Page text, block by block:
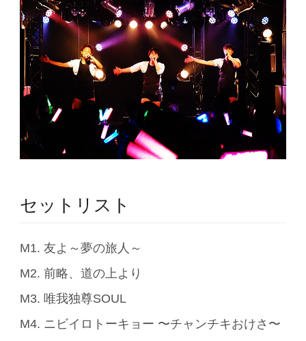
セットリスト
M1. 友よ～夢の旅人～
M2. 前略、道の上より
M3. 唯我独尊SOUL
M4. ニビイロトーキョー 〜チャンチキおけさ〜